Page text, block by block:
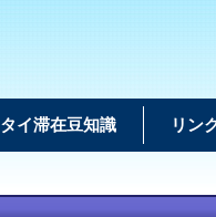
タイ滞在豆知識 リン